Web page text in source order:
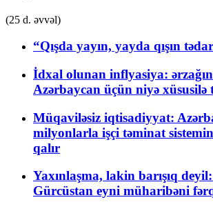
(25 d. əvvəl)
“Qışda yayın, yayda qışın
İdxal olunan inflyasiya: ərzağın
Azərbaycan üçün niyə
Müqaviləsiz iqtisadiyyat:
milyonlarla işçi təminat
qalır
Yaxınlaşma, lakin barışıq
Gürcüstan eyni müharibəni